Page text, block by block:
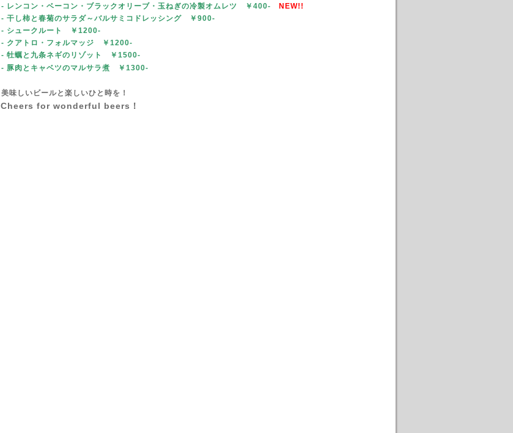
- レンコン・ベーコン・ブラックオリーブ・玉ねぎの冷製オムレツ ￥400-
NEW!!
- 干し柿と春菊のサラダ～バルサミコドレッシング ￥900-
- シュークルート ￥1200-
- クアトロ・フォルマッジ ￥1200-
- 牡蠣と九条ネギのリゾット ￥1500-
- 豚肉とキャベツのマルサラ煮 ￥1300-
美味しいビールと楽しいひと時を！
Cheers for wonderful beers！